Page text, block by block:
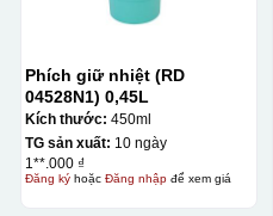
Phích giữ nhiệt (RD
04528N1) 0,45L
Kích thước: 450ml
TG sản xuất: 10 ngày
1**.000 ₫
Đăng kýhoặc Đăng nhậpđể xem giá